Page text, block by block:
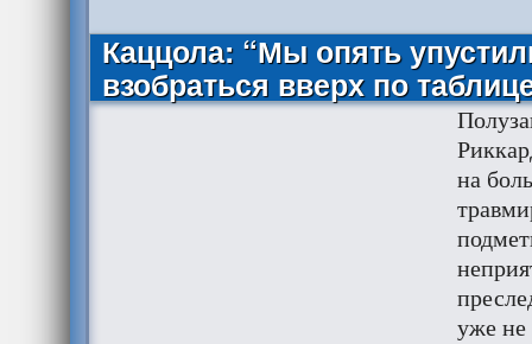
Каццола: “Мы опять
взобраться вверх по
на
уже не